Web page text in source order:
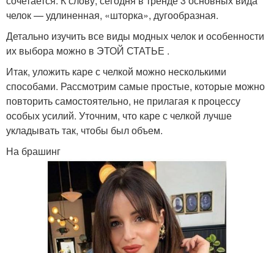
челок — удлиненная, «шторка», дугообразная.
Детально изучить все виды модных челок и особенности
их выбора можно в ЭТОЙ СТАТЬЕ .
Итак, уложить каре с челкой можно несколькими
способами. Рассмотрим самые простые, которые можно
повторить самостоятельно, не прилагая к процессу
особых усилий. Уточним, что каре с челкой лучше
укладывать так, чтобы был объем.
На брашинг